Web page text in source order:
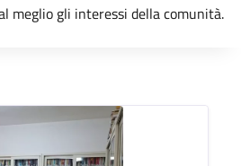
meglio gli interessi della comunità.